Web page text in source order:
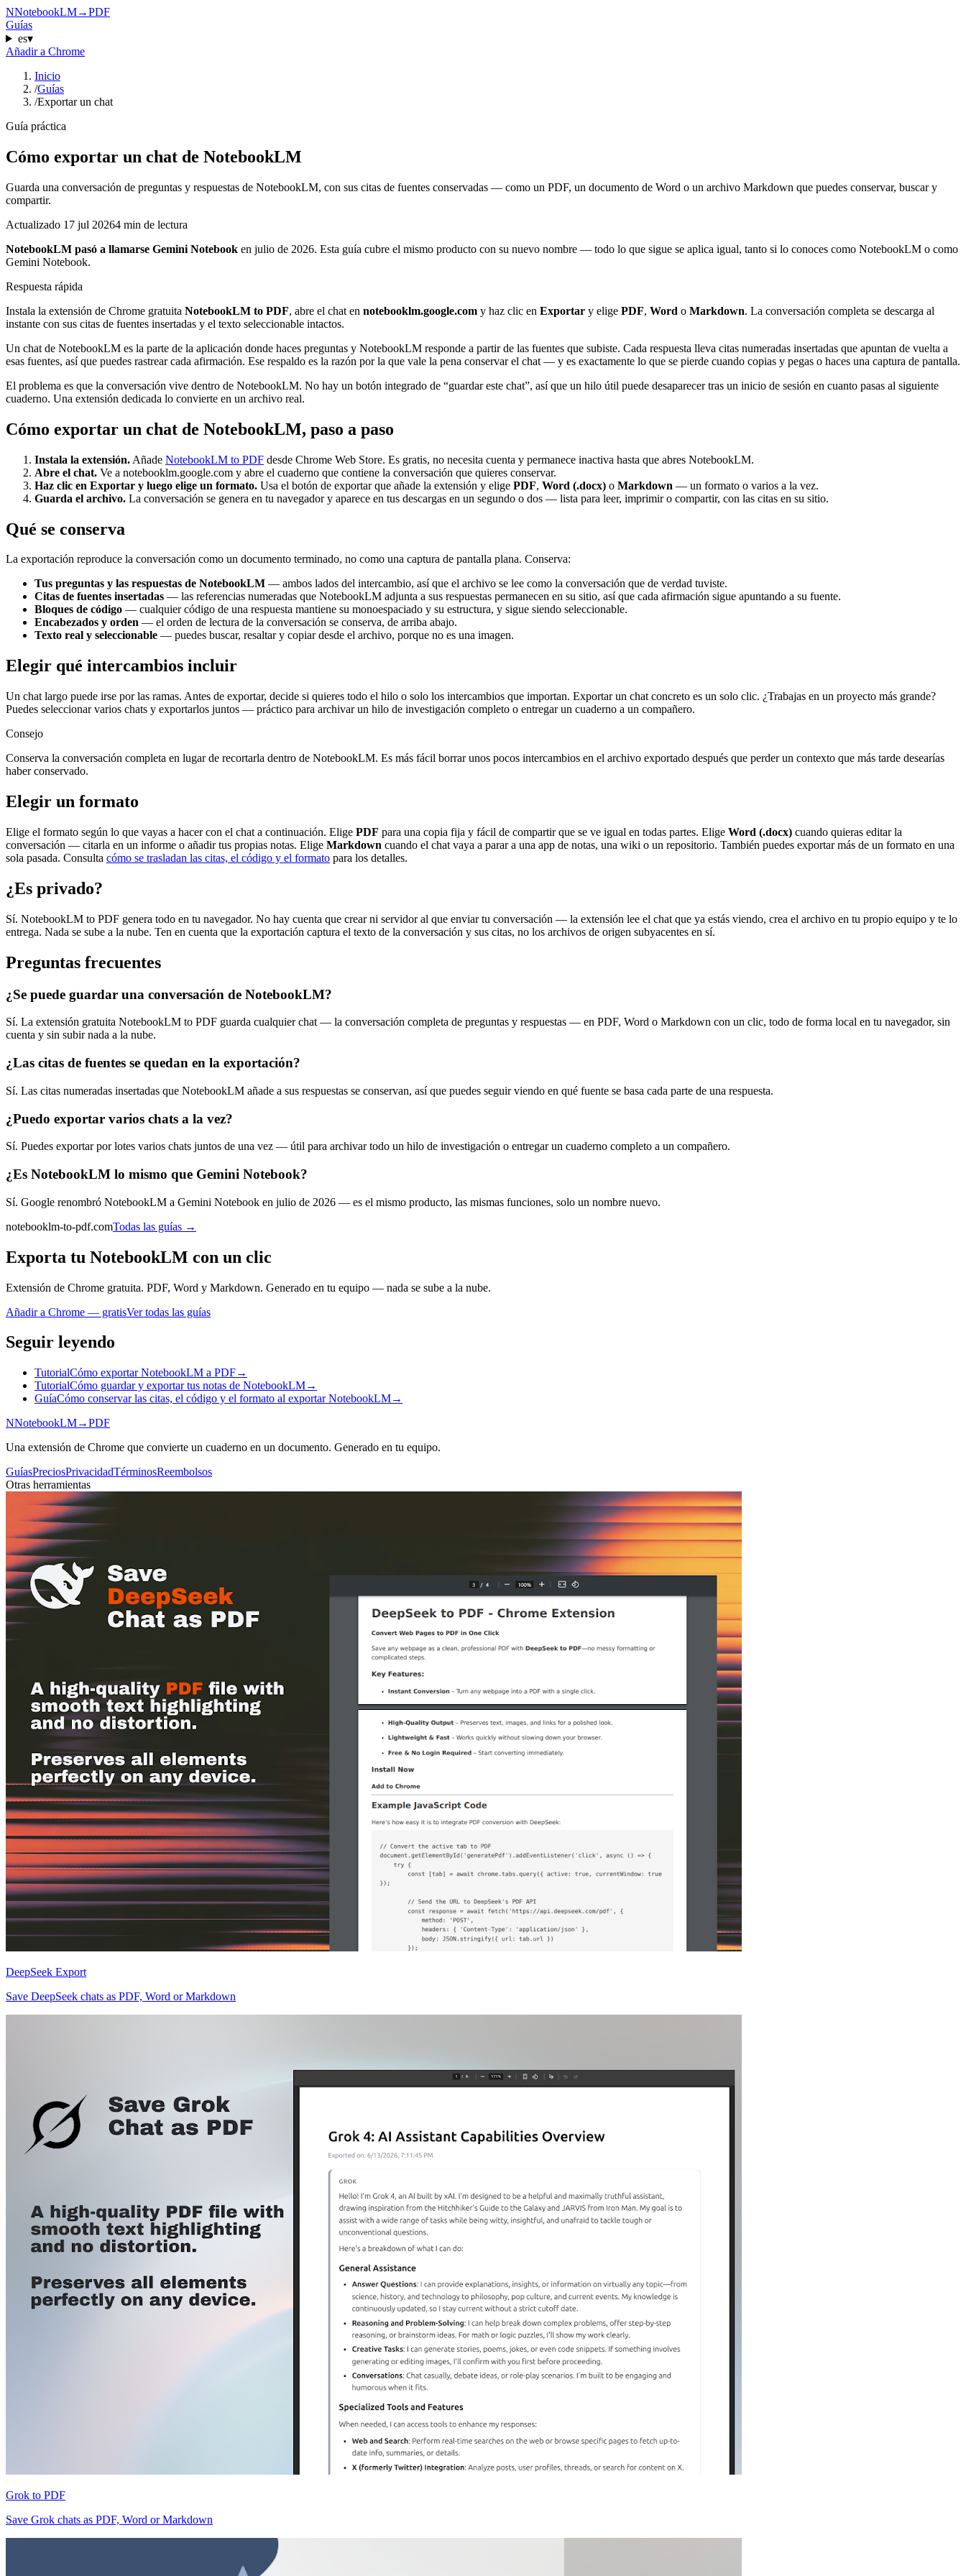
NNotebookLM→PDF
Guías
es▾
Añadir a Chrome
Inicio
/Guías
/Exportar un chat
Guía práctica
Cómo exportar un chat de NotebookLM
Guarda una conversación de preguntas y respuestas de NotebookLM, con sus citas de fuentes conservadas — como un PDF, un documento de Word o un archivo Markdown que puedes conservar, buscar y
compartir.
Actualizado 17 jul 20264 min de lectura
NotebookLM pasó a llamarse Gemini Notebook en julio de 2026. Esta guía cubre el mismo producto con su nuevo nombre — todo lo que sigue se aplica igual, tanto si lo conoces como NotebookLM o como
Gemini Notebook.
Respuesta rápida
Instala la extensión de Chrome gratuita NotebookLM to PDF, abre el chat en notebooklm.google.com y haz clic en Exportar y elige PDF, Word o Markdown. La conversación completa se descarga al
instante con sus citas de fuentes insertadas y el texto seleccionable intactos.
Un chat de NotebookLM es la parte de la aplicación donde haces preguntas y NotebookLM responde a partir de las fuentes que subiste. Cada respuesta lleva citas numeradas insertadas que apuntan de vuelta a
esas fuentes, así que puedes rastrear cada afirmación. Ese respaldo es la razón por la que vale la pena conservar el chat — y es exactamente lo que se pierde cuando copias y pegas o haces una captura de pantalla.
El problema es que la conversación vive dentro de NotebookLM. No hay un botón integrado de “guardar este chat”, así que un hilo útil puede desaparecer tras un inicio de sesión en cuanto pasas al siguiente
cuaderno. Una extensión dedicada lo convierte en un archivo real.
Cómo exportar un chat de NotebookLM, paso a paso
Instala la extensión. Añade NotebookLM to PDF desde Chrome Web Store. Es gratis, no necesita cuenta y permanece inactiva hasta que abres NotebookLM.
Abre el chat. Ve a notebooklm.google.com y abre el cuaderno que contiene la conversación que quieres conservar.
Haz clic en Exportar y luego elige un formato. Usa el botón de exportar que añade la extensión y elige PDF, Word (.docx) o Markdown — un formato o varios a la vez.
Guarda el archivo. La conversación se genera en tu navegador y aparece en tus descargas en un segundo o dos — lista para leer, imprimir o compartir, con las citas en su sitio.
Qué se conserva
La exportación reproduce la conversación como un documento terminado, no como una captura de pantalla plana. Conserva:
Tus preguntas y las respuestas de NotebookLM — ambos lados del intercambio, así que el archivo se lee como la conversación que de verdad tuviste.
Citas de fuentes insertadas — las referencias numeradas que NotebookLM adjunta a sus respuestas permanecen en su sitio, así que cada afirmación sigue apuntando a su fuente.
Bloques de código — cualquier código de una respuesta mantiene su monoespaciado y su estructura, y sigue siendo seleccionable.
Encabezados y orden — el orden de lectura de la conversación se conserva, de arriba abajo.
Texto real y seleccionable — puedes buscar, resaltar y copiar desde el archivo, porque no es una imagen.
Elegir qué intercambios incluir
Un chat largo puede irse por las ramas. Antes de exportar, decide si quieres todo el hilo o solo los intercambios que importan. Exportar un chat concreto es un solo clic. ¿Trabajas en un proyecto más grande?
Puedes seleccionar varios chats y exportarlos juntos — práctico para archivar un hilo de investigación completo o entregar un cuaderno a un compañero.
Consejo
Conserva la conversación completa en lugar de recortarla dentro de NotebookLM. Es más fácil borrar unos pocos intercambios en el archivo exportado después que perder un contexto que más tarde desearías
haber conservado.
Elegir un formato
Elige el formato según lo que vayas a hacer con el chat a continuación. Elige PDF para una copia fija y fácil de compartir que se ve igual en todas partes. Elige Word (.docx) cuando quieras editar la
conversación — citarla en un informe o añadir tus propias notas. Elige Markdown cuando el chat vaya a parar a una app de notas, una wiki o un repositorio. También puedes exportar más de un formato en una
sola pasada. Consulta cómo se trasladan las citas, el código y el formato para los detalles.
¿Es privado?
Sí. NotebookLM to PDF genera todo en tu navegador. No hay cuenta que crear ni servidor al que enviar tu conversación — la extensión lee el chat que ya estás viendo, crea el archivo en tu propio equipo y te lo
entrega. Nada se sube a la nube. Ten en cuenta que la exportación captura el texto de la conversación y sus citas, no los archivos de origen subyacentes en sí.
Preguntas frecuentes
¿Se puede guardar una conversación de NotebookLM?
Sí. La extensión gratuita NotebookLM to PDF guarda cualquier chat — la conversación completa de preguntas y respuestas — en PDF, Word o Markdown con un clic, todo de forma local en tu navegador, sin
cuenta y sin subir nada a la nube.
¿Las citas de fuentes se quedan en la exportación?
Sí. Las citas numeradas insertadas que NotebookLM añade a sus respuestas se conservan, así que puedes seguir viendo en qué fuente se basa cada parte de una respuesta.
¿Puedo exportar varios chats a la vez?
Sí. Puedes exportar por lotes varios chats juntos de una vez — útil para archivar todo un hilo de investigación o entregar un cuaderno completo a un compañero.
¿Es NotebookLM lo mismo que Gemini Notebook?
Sí. Google renombró NotebookLM a Gemini Notebook en julio de 2026 — es el mismo producto, las mismas funciones, solo un nombre nuevo.
notebooklm-to-pdf.comTodas las guías →
Exporta tu NotebookLM con un clic
Extensión de Chrome gratuita. PDF, Word y Markdown. Generado en tu equipo — nada se sube a la nube.
Añadir a Chrome — gratisVer todas las guías
Seguir leyendo
TutorialCómo exportar NotebookLM a PDF→
TutorialCómo guardar y exportar tus notas de NotebookLM→
GuíaCómo conservar las citas, el código y el formato al exportar NotebookLM→
NNotebookLM→PDF
Una extensión de Chrome que convierte un cuaderno en un documento. Generado en tu equipo.
GuíasPreciosPrivacidadTérminosReembolsos
Otras herramientas
DeepSeek Export
Save DeepSeek chats as PDF, Word or Markdown
Grok to PDF
Save Grok chats as PDF, Word or Markdown